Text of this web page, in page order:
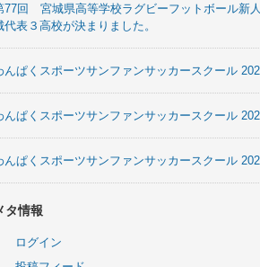
77回 宮城県高等学校ラグビーフットボール新
代表３高校が決まりました。
んぱくスポーツサンファンサッカースクール
んぱくスポーツサンファンサッカースクール
んぱくスポーツサンファンサッカースクール
タ情報
ログイン